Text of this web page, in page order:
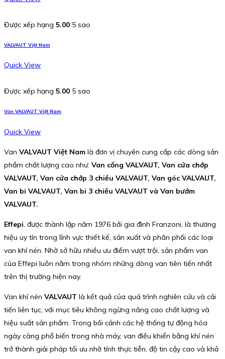
Được xếp hạng 5.00 5 sao
VALVAUT Việt Nam
Quick View
Được xếp hạng 5.00 5 sao
Van VALVAUT Việt Nam
Quick View
Van VALVAUT Việt Nam là đơn vị chuyên cung cấp các dòng sản
phẩm chất lượng cao như: Van cổng VALVAUT, Van cửa chớp
VALVAUT, Van cửa chớp 3 chiều VALVAUT, Van góc VALVAUT,
Van bi VALVAUT, Van bi 3 chiều VALVAUT và Van bướm
VALVAUT.
Effepi, được thành lập năm 1976 bởi gia đình Franzoni, là thương
hiệu uy tín trong lĩnh vực thiết kế, sản xuất và phân phối các loại
van khí nén. Nhờ sở hữu nhiều ưu điểm vượt trội, sản phẩm van
của Effepi luôn nằm trong nhóm những dòng van tiên tiến nhất
trên thị trường hiện nay.
Van khí nén VALVAUT là kết quả của quá trình nghiên cứu và cải
tiến liên tục, với mục tiêu không ngừng nâng cao chất lượng và
hiệu suất sản phẩm. Trong bối cảnh các hệ thống tự động hóa
ngày càng phổ biến trong nhà máy, van điều khiển bằng khí nén
trở thành giải pháp tối ưu nhờ tính thực tiễn, độ tin cậy cao và khả